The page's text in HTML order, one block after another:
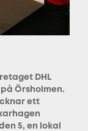
DHL
Örsholmen.
ett
5, en lokal